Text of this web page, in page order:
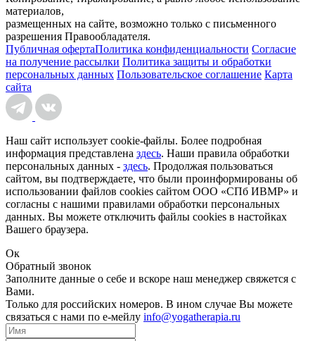
материалов,
размещенных на сайте, возможно только с письменного
разрешения Правообладателя.
Публичная офертаПолитика конфиденциальности Согласие
на получение рассылки Политика защиты и обработки
персональных данных Пользовательское соглашение Карта
сайта
Наш сайт использует cookie-файлы. Более подробная
информация представлена здесь. Наши правила обработки
персональных данных - здесь. Продолжая пользоваться
сайтом, вы подтверждаете, что были проинформированы об
использовании файлов cookies сайтом ООО «СПб ИВМР» и
согласны с нашими правилами обработки персональных
данных. Вы можете отключить файлы cookies в настойках
Вашего браузера.
Ок
Обратный звонок
Заполните данные о себе и вскоре наш менеджер свяжется с
Вами.
Только для российских номеров. В ином случае Вы можете
связаться с нами по е-мейлу info@yogatherapia.ru